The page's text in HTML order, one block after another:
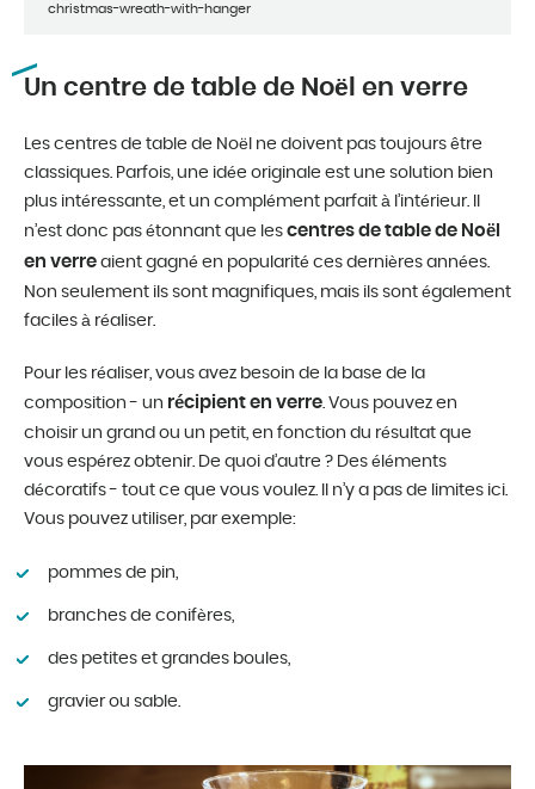
christmas-wreath-with-hanger
Un centre de table de Noël en verre
Les centres de table de Noël ne doivent pas toujours être
classiques. Parfois, une idée originale est une solution bien
plus intéressante, et un complément parfait à l’intérieur. Il
n’est donc pas étonnant que les centres de table de Noël
en verre aient gagné en popularité ces dernières années.
Non seulement ils sont magnifiques, mais ils sont également
faciles à réaliser.
Pour les réaliser, vous avez besoin de la base de la
composition - un récipient en verre. Vous pouvez en
choisir un grand ou un petit, en fonction du résultat que
vous espérez obtenir. De quoi d’autre ? Des éléments
décoratifs - tout ce que vous voulez. Il n’y a pas de limites ici.
Vous pouvez utiliser, par exemple:
pommes de pin,
branches de conifères,
des petites et grandes boules,
gravier ou sable.